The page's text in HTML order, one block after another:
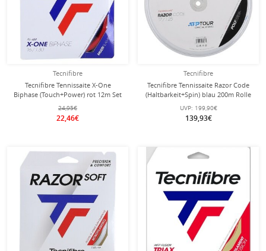
Tecnifibre
Tecnifibre Tennissaite X-One
Biphase (Touch+Power) rot 12m Set
24,95€
22,46€
Tecnifibre
Tecnifibre Tennissaite Razor Code
(Haltbarkeit+Spin) blau 200m Rolle
UVP: 199,90€
139,93€